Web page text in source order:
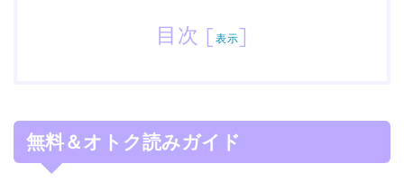
目次 [ 表示]
無料＆オトク読みガイド